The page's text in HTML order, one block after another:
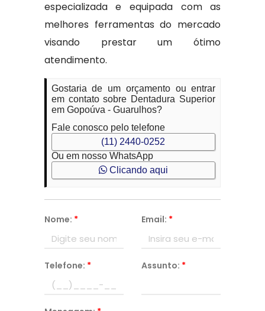
especializada e equipada com as
melhores ferramentas do mercado
visando prestar um ótimo
atendimento.
Gostaria de um orçamento ou entrar
em contato sobre Dentadura Superior
em Gopoúva - Guarulhos?
Fale conosco pelo telefone
(11) 2440-0252
Ou em nosso WhatsApp
Clicando aqui
Nome: * Email: *
Telefone: * Assunto: *